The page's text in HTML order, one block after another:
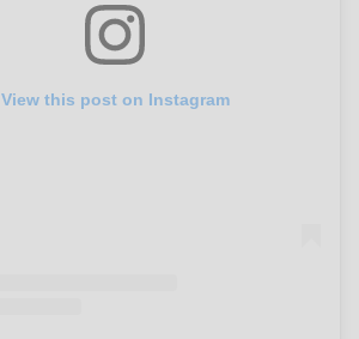
View this post on Instagram